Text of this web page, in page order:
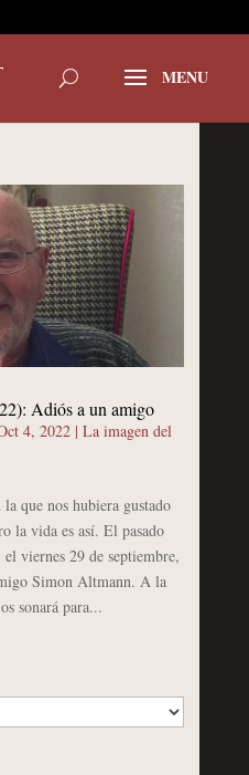
Adiós a un amigo
4, 2022| La imagen del
que nos hubiera gustado
la vida es así. El pasado
viernes 29 de septiembre,
Simon Altmann. A la
sonará para...